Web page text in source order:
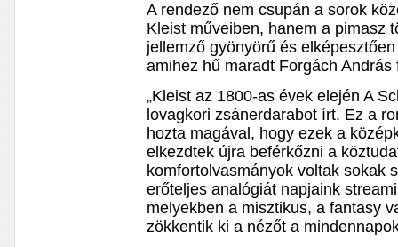
A rendező nem csupán a sorok
Kleist műveiben, hanem a pimasz
jellemző gyönyörű és
amihez hű maradt Forgách András
„Kleist az 1800-as évek elején A
lovagkori zsánerdarabot írt. Ez a
hozta magával, hogy ezek a
elkezdtek újra beférkőzni a
komfortolvasmányok voltak sokak
erőteljes analógiát napjaink
melyekben a misztikus, a fantasy
zökkentik ki a nézőt a